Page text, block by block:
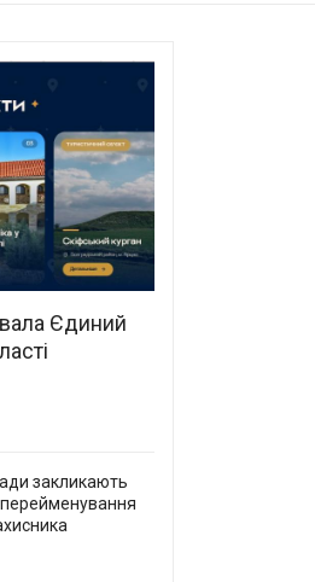
Єдиний
закликають